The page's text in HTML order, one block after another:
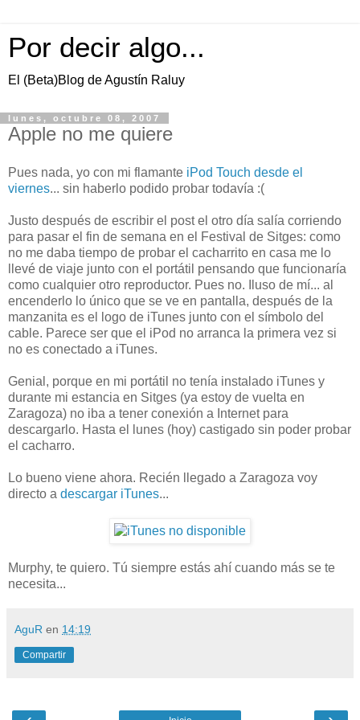
Por decir algo...
El (Beta)Blog de Agustín Raluy
lunes, octubre 08, 2007
Apple no me quiere
Pues nada, yo con mi flamante iPod Touch desde el
viernes... sin haberlo podido probar todavía :(
Justo después de escribir el post el otro día salía corriendo
para pasar el fin de semana en el Festival de Sitges: como
no me daba tiempo de probar el cacharrito en casa me lo
llevé de viaje junto con el portátil pensando que funcionaría
como cualquier otro reproductor. Pues no. Iluso de mí... al
encenderlo lo único que se ve en pantalla, después de la
manzanita es el logo de iTunes junto con el símbolo del
cable. Parece ser que el iPod no arranca la primera vez si
no es conectado a iTunes.
Genial, porque en mi portátil no tenía instalado iTunes y
durante mi estancia en Sitges (ya estoy de vuelta en
Zaragoza) no iba a tener conexión a Internet para
descargarlo. Hasta el lunes (hoy) castigado sin poder probar
el cacharro.
Lo bueno viene ahora. Recién llegado a Zaragoza voy
directo a descargar iTunes...
Murphy, te quiero. Tú siempre estás ahí cuando más se te
necesita...
AguR en 14:19
Compartir